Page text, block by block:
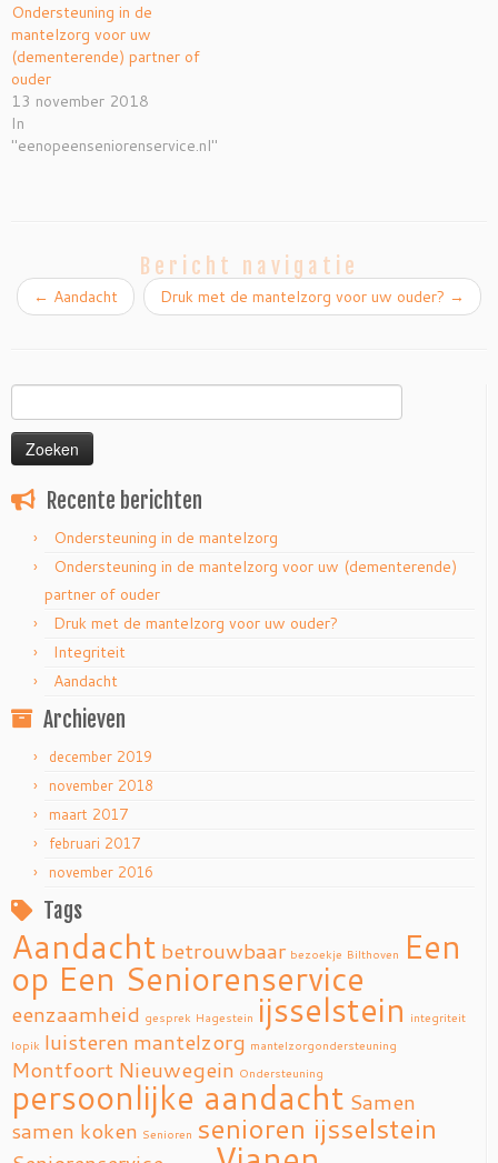
Ondersteuning in de
mantelzorg voor uw
(dementerende) partner of
ouder
13 november 2018
In
"eenopeenseniorenservice.nl"
Bericht navigatie
← Aandacht Druk met de mantelzorg voor uw ouder? →
naar:
Recente berichten
Ondersteuning in de mantelzorg
Ondersteuning in de mantelzorg voor uw (dementerende)
partner of ouder
Druk met de mantelzorg voor uw ouder?
Integriteit
Aandacht
Archieven
december 2019
november 2018
maart 2017
februari 2017
november 2016
Tags
Aandacht betrouwbaar bezoekje Bilthoven Een
op Een Seniorenservice
eenzaamheid gesprek Hagestein ijsselstein integriteit
lopik luisteren mantelzorg mantelzorgondersteuning
Montfoort Nieuwegein Ondersteuning
persoonlijke aandacht Samen
samen koken Senioren senioren ijsselstein